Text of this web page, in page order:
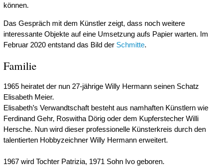
können.
Das Gespräch mit dem Künstler zeigt, dass noch weitere
interessante Objekte auf eine Umsetzung aufs Papier warten. Im
Februar 2020 entstand das Bild der Schmitte.
Familie
1965 heiratet der nun 27-jährige Willy Hermann seinen Schatz
Elisabeth Meier.
Elisabeth’s Verwandtschaft besteht aus namhaften Künstlern wie
Ferdinand Gehr, Roswitha Dörig oder dem Kupferstecher Willi
Hersche. Nun wird dieser professionelle Künsterkreis durch den
talentierten Hobbyzeichner Willy Hermann erweitert.
1967 wird Tochter Patrizia, 1971 Sohn Ivo geboren.